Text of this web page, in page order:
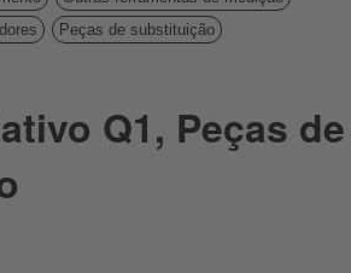
Peças de substituição
Q1, Peças de